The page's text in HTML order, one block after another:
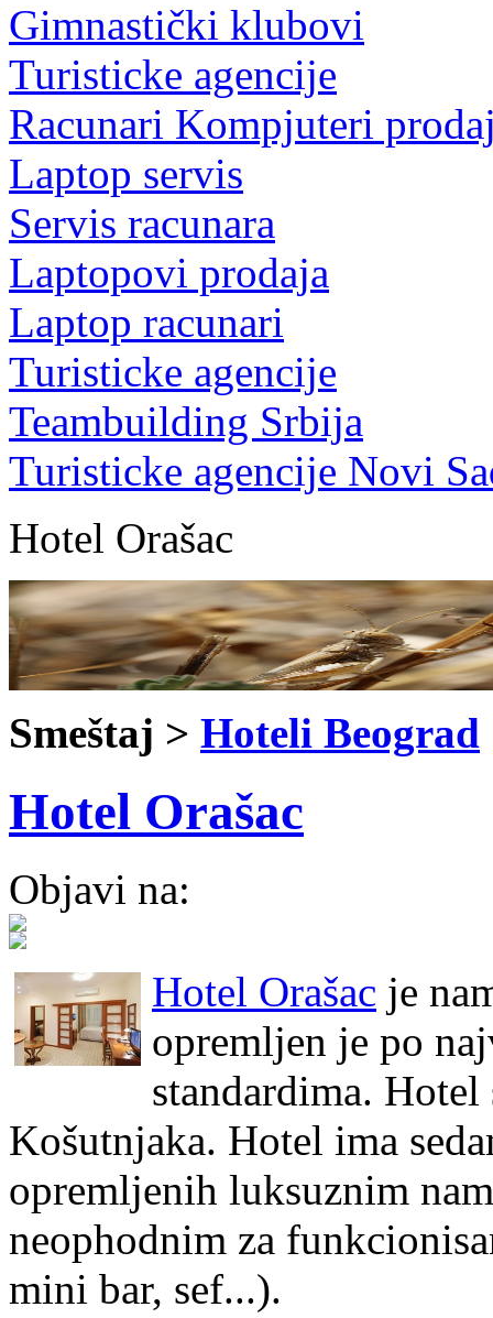
Gimnastički klubovi
Turisticke agencije
Racunari Kompjuteri
Laptop servis
Servis racunara
Laptopovi prodaja
Laptop racunari
Turisticke agencije
Teambuilding Srbija
Turisticke agencije Novi
Hotel Orašac
Smeštaj > Hoteli Beograd
Hotel Orašac
Objavi na:
Hotel Orašac je
opremljen je po
standardima.
Košutnjaka. Hotel ima
opremljenih luksuznim
neophodnim za
mini bar, sef...).